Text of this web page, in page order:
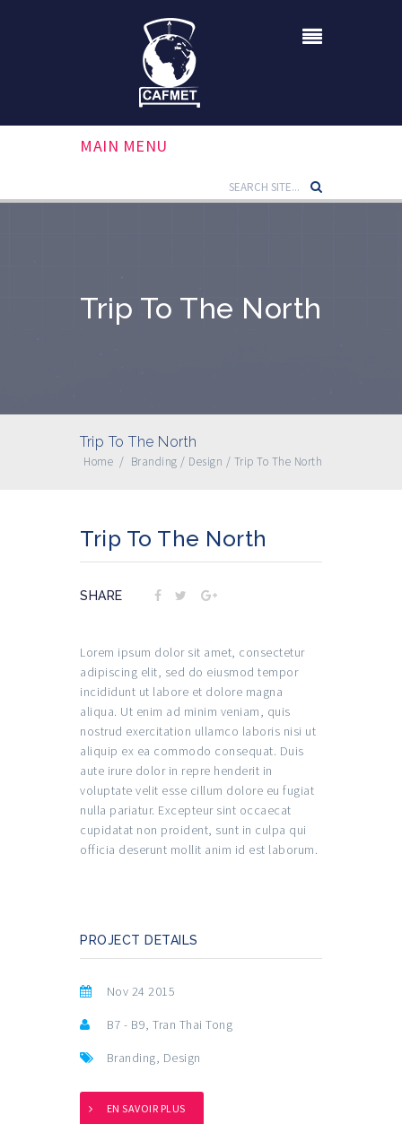
MAIN MENU
Trip To The North
Trip To The North
Home / Branding / Design / Trip To The North
Trip To The North
SHARE
Lorem ipsum dolor sit amet, consectetur
adipiscing elit, sed do eiusmod tempor
incididunt ut labore et dolore magna
aliqua. Ut enim ad minim veniam, quis
nostrud exercitation ullamco laboris nisi ut
aliquip ex ea commodo consequat. Duis
aute irure dolor in repre henderit in
voluptate velit esse cillum dolore eu fugiat
nulla pariatur. Excepteur sint occaecat
cupidatat non proident, sunt in culpa qui
officia deserunt mollit anim id est laborum.
PROJECT DETAILS
Nov 24 2015
B7 - B9, Tran Thai Tong
Branding, Design
EN SAVOIR PLUS